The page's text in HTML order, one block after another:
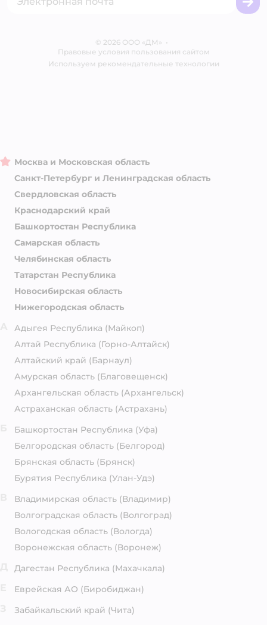
Блог
© 2026 ООО «ДМ» •
Правовые условия пользования сайтом
Используем рекомендательные технологии
Москва и Московская область
Санкт-Петербург и Ленинградская область
Свердловская область
Краснодарский край
Башкортостан Республика
Самарская область
Челябинская область
Татарстан Республика
Новосибирская область
Нижегородская область
Адыгея Республика (Майкоп)
Алтай Республика (Горно-Алтайск)
Алтайский край (Барнаул)
Амурская область (Благовещенск)
Архангельская область (Архангельск)
Астраханская область (Астрахань)
Башкортостан Республика (Уфа)
Белгородская область (Белгород)
Брянская область (Брянск)
Бурятия Республика (Улан-Удэ)
Владимирская область (Владимир)
Волгоградская область (Волгоград)
Вологодская область (Вологда)
Воронежская область (Воронеж)
Дагестан Республика (Махачкала)
Еврейская АО (Биробиджан)
Забайкальский край (Чита)